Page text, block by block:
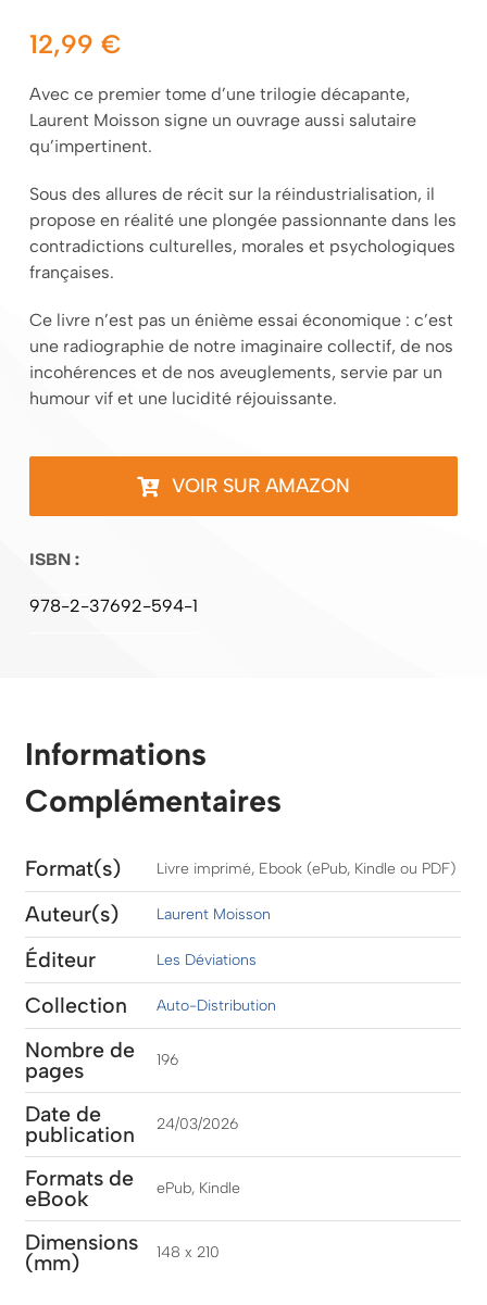
12,99€
Avec ce premier tome d’une trilogie décapante,
Laurent Moisson signe un ouvrage aussi salutaire
qu’impertinent.
Sous des allures de récit sur la réindustrialisation, il
propose en réalité une plongée passionnante dans les
contradictions culturelles, morales et psychologiques
françaises.
Ce livre n’est pas un énième essai économique : c’est
une radiographie de notre imaginaire collectif, de nos
incohérences et de nos aveuglements, servie par un
humour vif et une lucidité réjouissante.
VOIR SUR AMAZON
ISBN :
978-2-37692-594-1
Informations
Complémentaires
Format(s) Livre imprimé, Ebook (ePub, Kindle ou PDF)
Auteur(s) Laurent Moisson
Éditeur Les Déviations
Collection Auto-Distribution
Nombre de
pages 196
Date de
publication 24/03/2026
Formats de
eBook ePub, Kindle
Dimensions
(mm) 148 x 210